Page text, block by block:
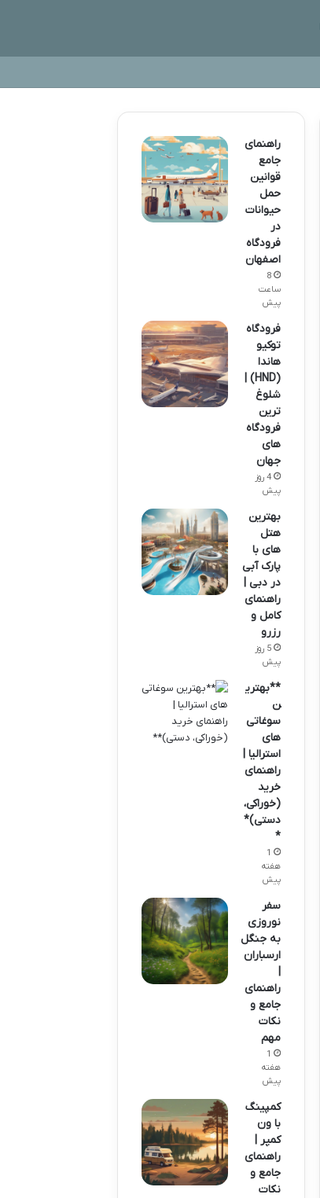
راهنمای
جامع
قوانین
حمل
حیوانات
در
فرودگاه
اصفهان
8
ساعت
پیش
فرودگاه
توکیو
هاندا
(HND) |
شلوغ
ترین
فرودگاه
های
جهان
4 روز
پیش
بهترین
هتل
های با
پارک آبی
در دبی |
راهنمای
کامل و
رزرو
5 روز
پیش
**بهتری
ن
سوغاتی
های
استرالیا |
راهنمای
خرید
(خوراکی،
دستی)*
*
1
هفته
پیش
سفر
نوروزی
به جنگل
ارسباران
|
راهنمای
جامع و
نکات
مهم
1
هفته
پیش
کمپینگ
با ون
کمپر |
راهنمای
جامع و
نکات